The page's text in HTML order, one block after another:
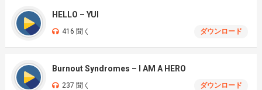
HELLO – YUI
416 聞く ダウンロード
Burnout Syndromes – I AM A HERO
237 聞く ダウンロード